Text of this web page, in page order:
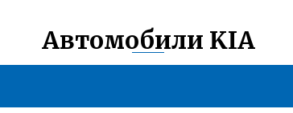
Автомобили KIA